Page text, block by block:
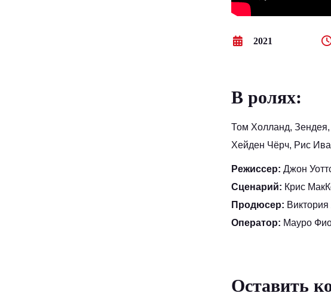
2021
В ролях:
Том Холланд,
Хейден Чёрч, Рис
Режиссер: Джон
Сценарий: Крис
Продюсер:
Оператор: Мауро
Оставить